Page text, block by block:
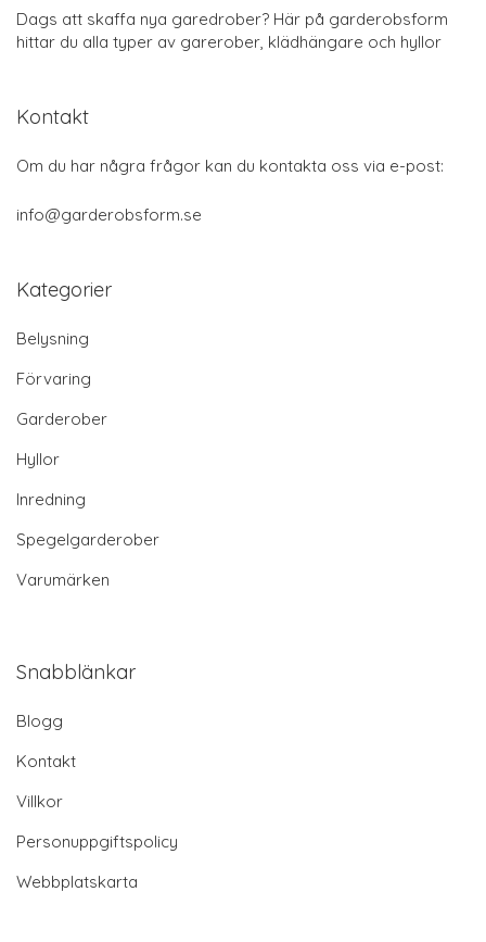
Dags att skaffa nya garedrober? Här på garderobsform
hittar du alla typer av garerober, klädhängare och hyllor
Kontakt
Om du har några frågor kan du kontakta oss via e-post:
info@garderobsform.se
Kategorier
Belysning
Förvaring
Garderober
Hyllor
Inredning
Spegelgarderober
Varumärken
Snabblänkar
Blogg
Kontakt
Villkor
Personuppgiftspolicy
Webbplatskarta